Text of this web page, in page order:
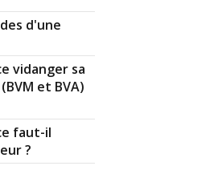
abrasives mélangées à
l'accroche entre pièces
et rendent la boîte
la panne.
sur ce commentaire :
d'une
vidanger sa
et BVA)
faut-il
?